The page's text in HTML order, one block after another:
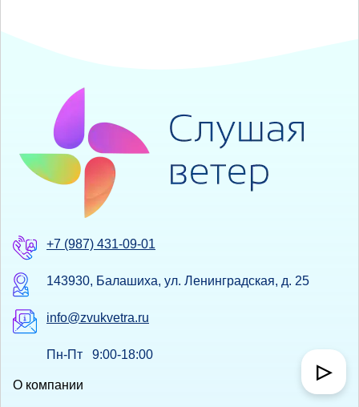
+7 (987) 431-09-01
143930, Балашиха, ул. Ленинградская, д. 25
info@zvukvetra.ru
Пн-Пт 9:00-18:00
О компании
▷